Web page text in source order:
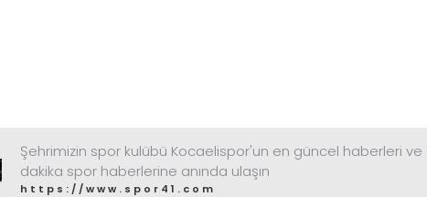
Şehrimizin spor kulübü Kocaelispor'un en güncel haberleri
dakika spor haberlerine anında ulaşın
https://www.spor41.com